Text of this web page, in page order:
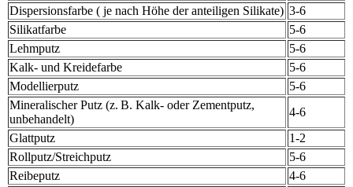
Dispersionsfarbe ( je nach Höhe der anteiligen Silikate) 3-6
Silikatfarbe
5-6
Lehmputz
5-6
Kalk- und Kreidefarbe
5-6
Modellierputz
5-6
Mineralischer Putz (z. B. Kalk- oder Zementputz,
unbehandelt)
4-6
Glattputz
1-2
Rollputz/Streichputz
5-6
Reibeputz
4-6